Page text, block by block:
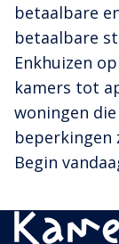
betaalbare
betaalbare
Enkhuizen
kamers tot
woningen
beperkingen
Begin